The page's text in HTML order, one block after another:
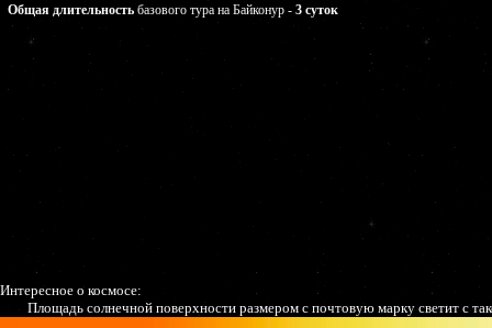
Общая длительность базового тура на Байконур -3 суток
Интересное о космосе:
Площадь солнечной поверхности размером с почтовую марку светит с